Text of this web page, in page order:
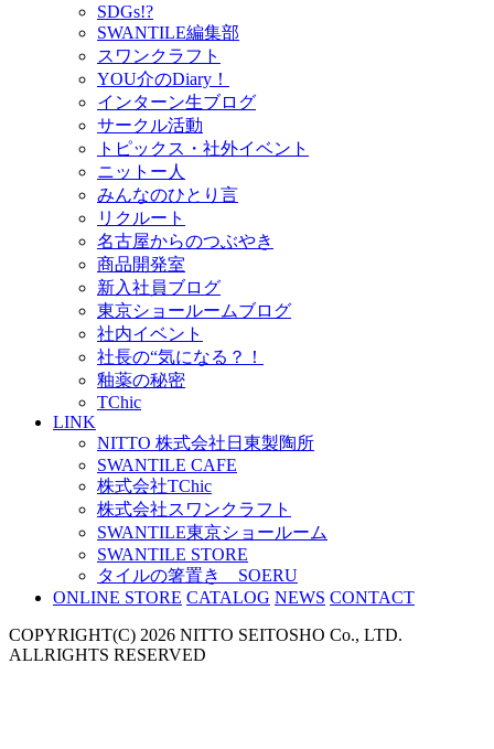
SDGs!?
SWANTILE編集部
スワンクラフト
YOU介のDiary！
インターン生ブログ
サークル活動
トピックス・社外イベント
ニットー人
みんなのひとり言
リクルート
名古屋からのつぶやき
商品開発室
新入社員ブログ
東京ショールームブログ
社内イベント
社長の“気になる？！
釉薬の秘密
TChic
LINK
NITTO 株式会社日東製陶所
SWANTILE CAFE
株式会社TChic
株式会社スワンクラフト
SWANTILE東京ショールーム
SWANTILE STORE
タイルの箸置き SOERU
ONLINE STORE CATALOG NEWS CONTACT
COPYRIGHT(C) 2026 NITTO SEITOSHO Co., LTD.
ALLRIGHTS RESERVED